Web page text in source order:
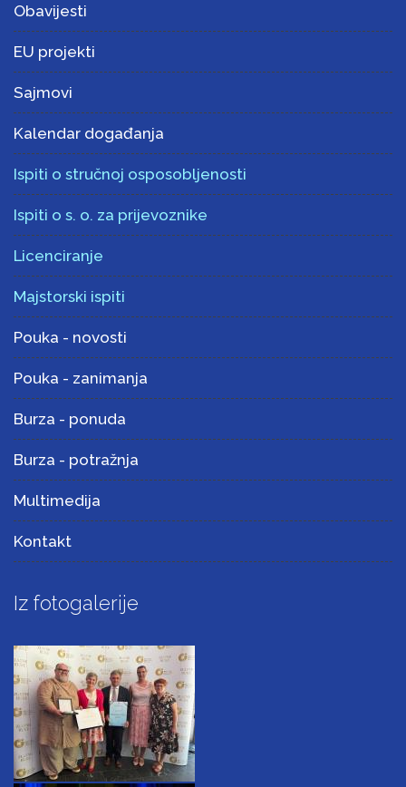
Obavijesti
EU projekti
Sajmovi
Kalendar događanja
Ispiti o stručnoj osposobljenosti
Ispiti o s. o. za prijevoznike
Licenciranje
Majstorski ispiti
Pouka - novosti
Pouka - zanimanja
Burza - ponuda
Burza - potražnja
Multimedija
Kontakt
Iz fotogalerije